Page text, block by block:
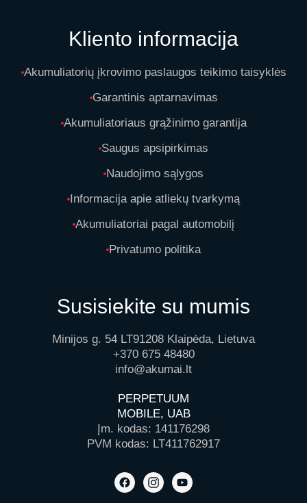
Kliento informacija
Akumuliatorių įkrovimo paslaugos teikimo taisyklės
Garantinis aptarnavimas
Akumuliatoriaus grąžinimo garantija
Saugus apsipirkimas
Naudojimo sąlygos
Informacija apie atliekų tvarkymą
Akumuliatoriai pagal automobilį
Privatumo politika
Susisiekite su mumis
Minijos g. 54 LT91208 Klaipėda, Lietuva
+370 675 48480
info@akumai.lt
PERPETUUM
MOBILE, UAB
Įm. kodas: 141176298
PVM kodas: LT411762917